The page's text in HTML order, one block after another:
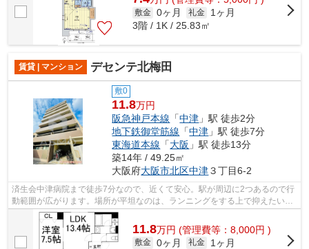
敷金 0ヶ月 礼金
1ヶ月
3階 / 1K / 25.83㎡
賃貸 | マンション デセンテ北梅田
敷0
11.8万円
阪急神戸本線 「中津 」駅 徒歩2分
地下鉄御堂筋線 「中津 」駅 徒歩7分
東海道本線 「大阪 」駅 徒歩13分
築14年 / 49.25㎡
大阪府大阪市北区中津３丁目6-2
済生会中津病院まで徒歩7分なので、近くて安心。駅が周辺に2つあるので行
動範囲が広がります。場所が平坦なのは、ランニングをする上で抑えたいポ
イントですね。遠くの風景を見つめる...
11.8万円 (管理費等：8,000円 )
敷金 0ヶ月 礼金
1ヶ月